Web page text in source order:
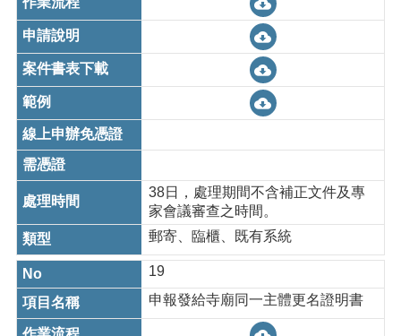
38日，處理期間不含補正文件及專
家會議審查之時間。
郵寄、臨櫃、既有系統
19
申報發給寺廟同一主體更名證明書